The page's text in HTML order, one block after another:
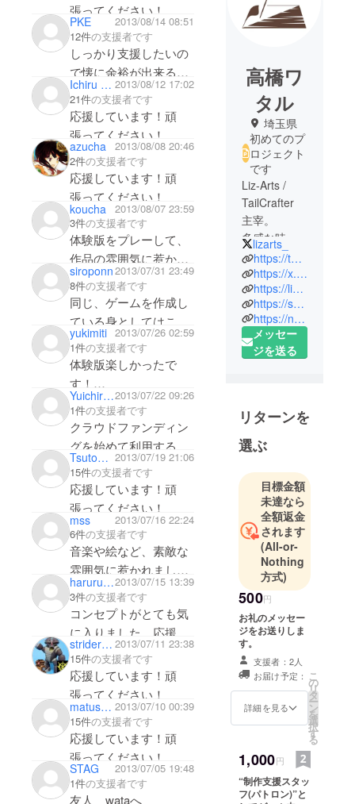
張ってください！
PKE
2013/08/14 08:51
12件の支援者です
しっかり支援したいの
で懐に余裕が出来るの
を待ってたらギリギリ
になってしまいまし
た…（ｗ 同じ創作を
志すものとして頑張っ
ている人を見るのは何
より励みになります。
これからも頑張ってく
ださい！
Ichiru Kiyota 2013/08/12 17:02
21件の支援者です
応援しています！頑
張ってください！
azucha 2013/08/08 20:46
2件の支援者です
応援しています！頑
張ってください！
koucha
2013/08/07 23:59
3件の支援者です
体験版をプレーして、
作品の雰囲気に惹かれ
ました。
OPムービーも、ゲー
ム自体の完成も、期待
しています。頑張って
ください！
siroponn2013/07/31 23:49
8件の支援者です
同じ、ゲームを作成し
ている身としてはこう
いうプロジェクトはと
ても成功してほしいで
す。水彩画も音楽も好
みで、そして何より、
リゼットがとても可愛
い！超可愛い！
この子がリリース版で
動いてくれるのを楽し
みにしてますｗ
yukimiti 2013/07/26 02:59
1件の支援者です
体験版楽しかったで
す！
応援しています！頑
張ってください！
Yuichirou Manaka2013/07/22 09:26
1件の支援者です
クラウドファンディン
グを始めて利用する者
です。体験版を遊びピ
ンときて支援を決めま
した。ゲームの完成が
楽しみですw
Tsutomu Kizumino 2013/07/19 21:06
15件の支援者です
応援しています！頑
張ってください！
mss
2013/07/16 22:24
6件の支援者です
音楽や絵など、素敵な
雰囲気に惹かれまし
た。応援しています。
haruru19822013/07/15 13:39
3件の支援者です
コンセプトがとても気
に入りました。応援し
ています。
striderww 2013/07/11 23:38
15件の支援者です
応援しています！頑
張ってください！
matushun 2013/07/10 00:39
15件の支援者です
応援しています！頑
張ってください！
STAG
2013/07/05 19:48
1件の支援者です
友人 wataへ
高橋ワ
タル
埼玉県
初めてのプ
ロジェクト
です
Liz-Arts /
TailCrafter
主宰。
多感な時期
に「Kanon」
「CROSS†C
HANNEL」
「EVER17」
「STEINS;G
ATE」などに
感銘を受
の両方を作
れるように
なりたいな
ようにな
る。何作品
かの同人
ゲームの音
楽を担当し
た後、自身
の同人サー
クルでゲー
ム『リゼッ
トの処方
箋』を制作
し、企画・
ディレク
ションをし
ながら初め
ナリオの両
方を担当。
以来、どち
lizarts_
https://tailcrafter.com/
https://x.com/wata_liz
https://linktr.ee/wata_t
https://sohmatoa.booth.pm/
https://note.com/tailcrafter
メッセー
ジを送る
リターンを
選ぶ
目標金額
未達なら
全額返金
されます
(All-or-
Nothing
方式)
500円
お礼のメッセー
ジをお送りしま
す。
支援者：2人
お届け予定：
詳細を見る
こ
の
リ
タ
ー
ン
を
選
択
す
る
1,000円
“制作支援スタッ
フ(パトロン)”と